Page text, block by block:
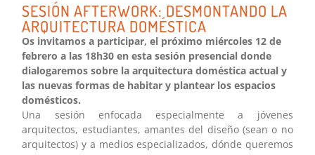
SESIÓN AFTERWORK: DESMONTANDO LA
ARQUITECTURA DOMÉSTICA
Os invitamos a participar, el próximo miércoles 12 de
febrero a las 18h30 en esta sesión presencial donde
dialogaremos sobre la arquitectura doméstica actual y
las nuevas formas de habitar y plantear los espacios
domésticos.
Una sesión enfocada especialmente a jóvenes
arquitectos, estudiantes, amantes del diseño (sean o no
arquitectos) y a medios especializados, dónde queremos